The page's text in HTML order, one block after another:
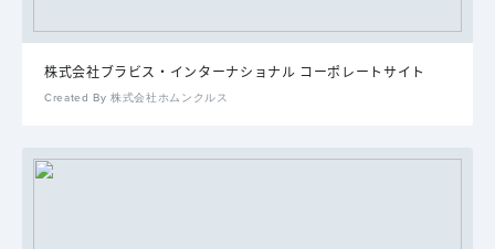
株式会社ブラビス・インターナショナル コーポレートサイト
Created By 株式会社ホムンクルス